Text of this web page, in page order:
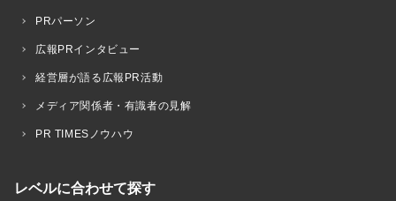
PRパーソン
広報PRインタビュー
経営層が語る広報PR活動
メディア関係者・有識者の見解
PR TIMESノウハウ
レベルに合わせて探す